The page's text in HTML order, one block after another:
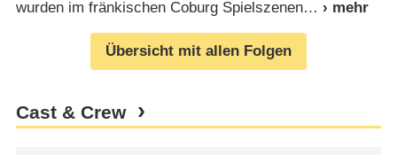
wurden im fränkischen Coburg Spielszenen
Übersicht mit allen Folgen
Cast & Crew